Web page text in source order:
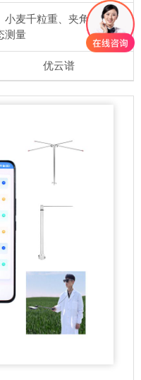
麦千粒重、夹角茎粗测
测量
优云谱